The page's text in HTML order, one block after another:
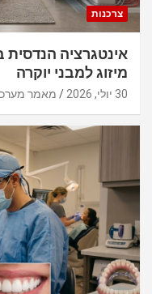
צרכנות
אינטגרציה הנדסית
מיזוג למבני יוקרה
30 יולי, 2026 מאמר